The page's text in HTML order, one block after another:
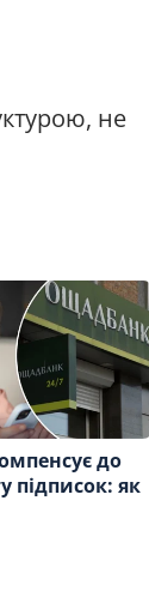
не
до
підписок: як